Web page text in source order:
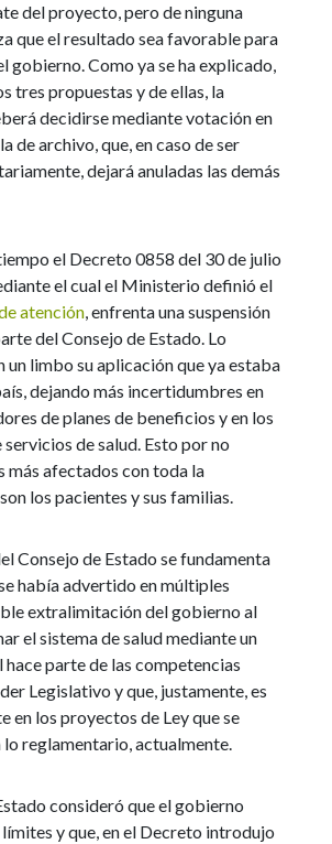
del proyecto, pero de ninguna
que el resultado sea favorable para
gobierno. Como ya se ha explicado,
tres propuestas y de ellas, la
decidirse mediante votación en
de archivo, que, en caso de ser
dejará anuladas las demás
el Decreto 0858 del 30 de julio
el cual el Ministerio definió el
atención, enfrenta una suspensión
del Consejo de Estado. Lo
un limbo su aplicación que ya estaba
dejando más incertidumbres en
de planes de beneficios y en los
de salud. Esto por no
más afectados con toda la
los pacientes y sus familias.
Consejo de Estado se fundamenta
había advertido en múltiples
extralimitación del gobierno al
el sistema de salud mediante un
parte de las competencias
Legislativo y que, justamente, es
en los proyectos de Ley que se
reglamentario, actualmente.
consideró que el gobierno
y que, en el Decreto introdujo